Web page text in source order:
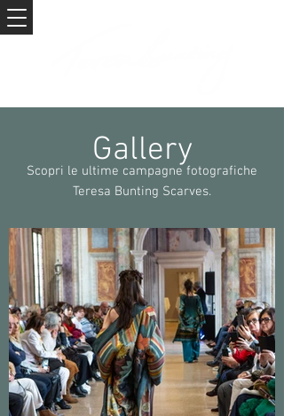
Gallery
Scopri le ultime campagne fotografiche
Teresa Bunting Scarves.